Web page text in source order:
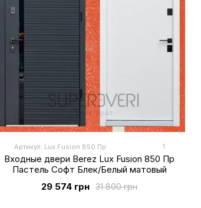
Артикул: Lux Fusion 850 Пр 1
Входные двери Berez Lux Fusion 850 Пр
Пастель Софт Блек/Белый матовый
31 800 грн
29 574 грн